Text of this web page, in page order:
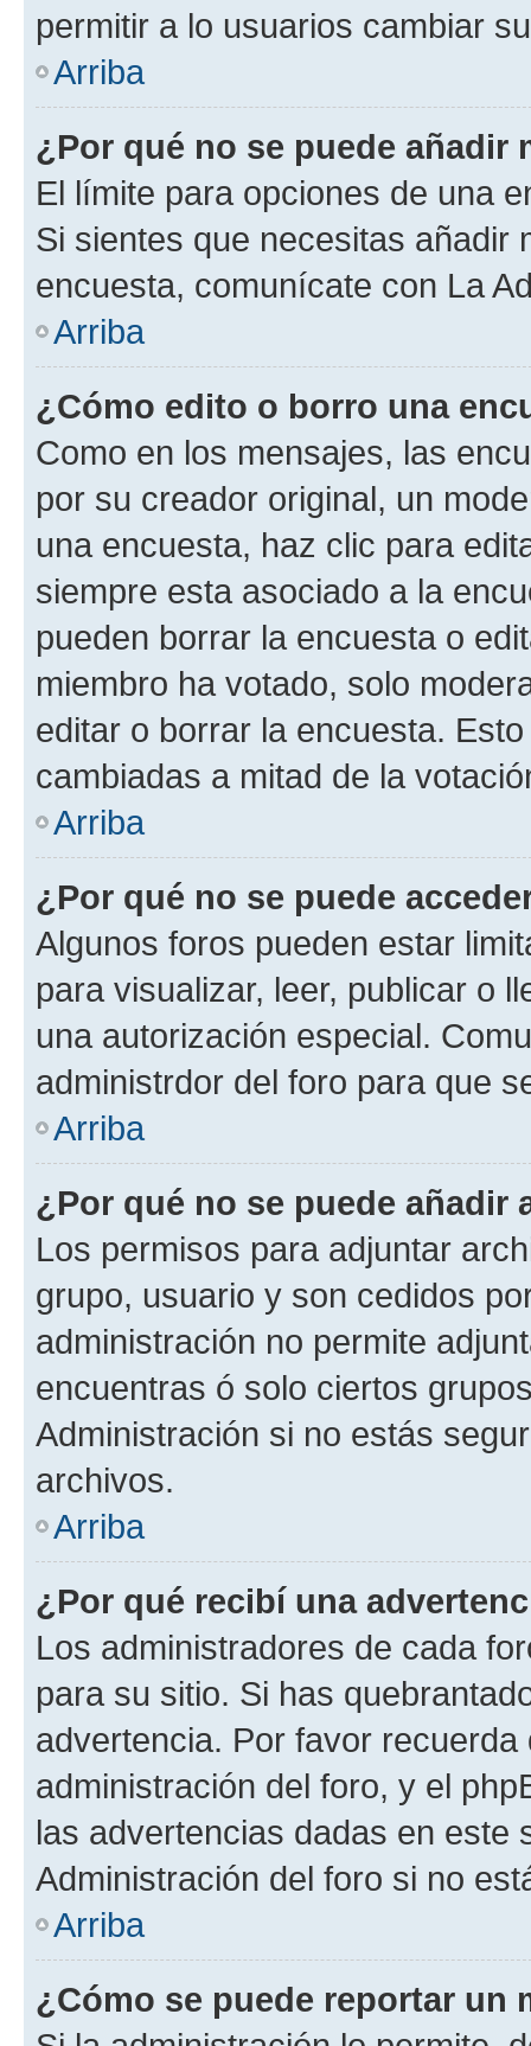
permitir a lo usuarios cambiar
Arriba
¿Por qué no se puede añadir
El límite para opciones de una
Si sientes que necesitas añadir
encuesta, comunícate con La
Arriba
¿Cómo edito o borro una
Como en los mensajes, las
por su creador original, un
una encuesta, haz clic para
siempre esta asociado a la
pueden borrar la encuesta o
miembro ha votado, solo
editar o borrar la encuesta.
cambiadas a mitad de la
Arriba
¿Por qué no se puede
Algunos foros pueden estar
para visualizar, leer, publicar o
una autorización especial.
administrdor del foro para que
Arriba
¿Por qué no se puede añadir
Los permisos para adjuntar
grupo, usuario y son cedidos
administración no permite
encuentras ó solo ciertos
Administración si no estás
archivos.
Arriba
¿Por qué recibí una
Los administradores de cada
para su sitio. Si has
advertencia. Por favor
administración del foro, y el
las advertencias dadas en este
Administración del foro si no
Arriba
¿Cómo se puede reportar un